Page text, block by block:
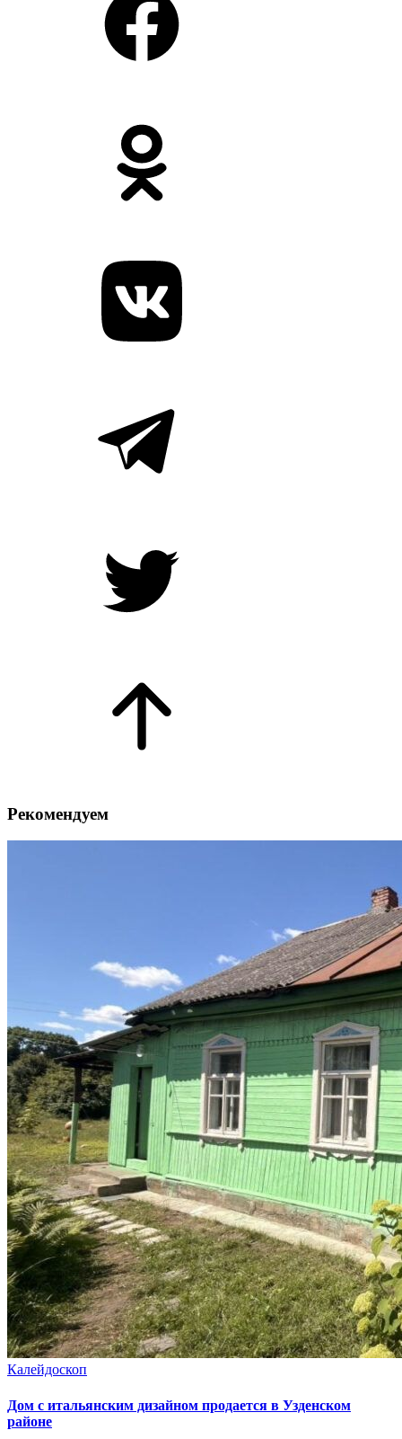
Рекомендуем
Калейдоскоп
Дом с итальянским дизайном продается в Узденском
районе